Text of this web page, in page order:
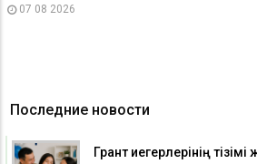
07 08 2026
Последние новости
Грант иегерлерінің